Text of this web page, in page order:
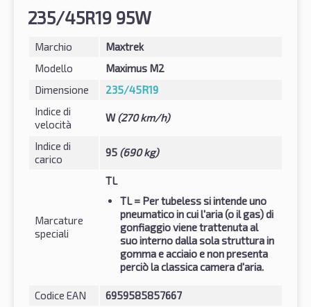
235/45R19 95W
Marchio
Maxtrek
Modello
Maximus M2
Dimensione
235/45R19
Indice di
velocità
W(270 km/h)
Indice di
carico
95 (690 kg)
Marcature
speciali
TL
TL= Per tubeless si intende uno
pneumatico in cui l'aria (o il gas) di
gonfiaggio viene trattenuta al
suo interno dalla sola struttura in
gomma e acciaio e non presenta
perciò la classica camera d'aria.
Codice EAN 6959585857667